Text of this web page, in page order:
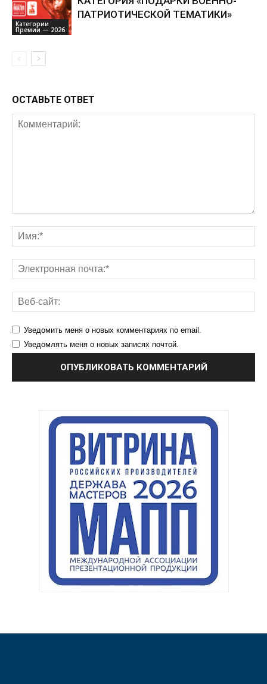
Категории
Премии — 2026
ПАТРИОТИЧЕСКОЙ ТЕМАТИКИ»
ОСТАВЬТЕ ОТВЕТ
Уведомить меня о новых комментариях по email.
Уведомлять меня о новых записях почтой.